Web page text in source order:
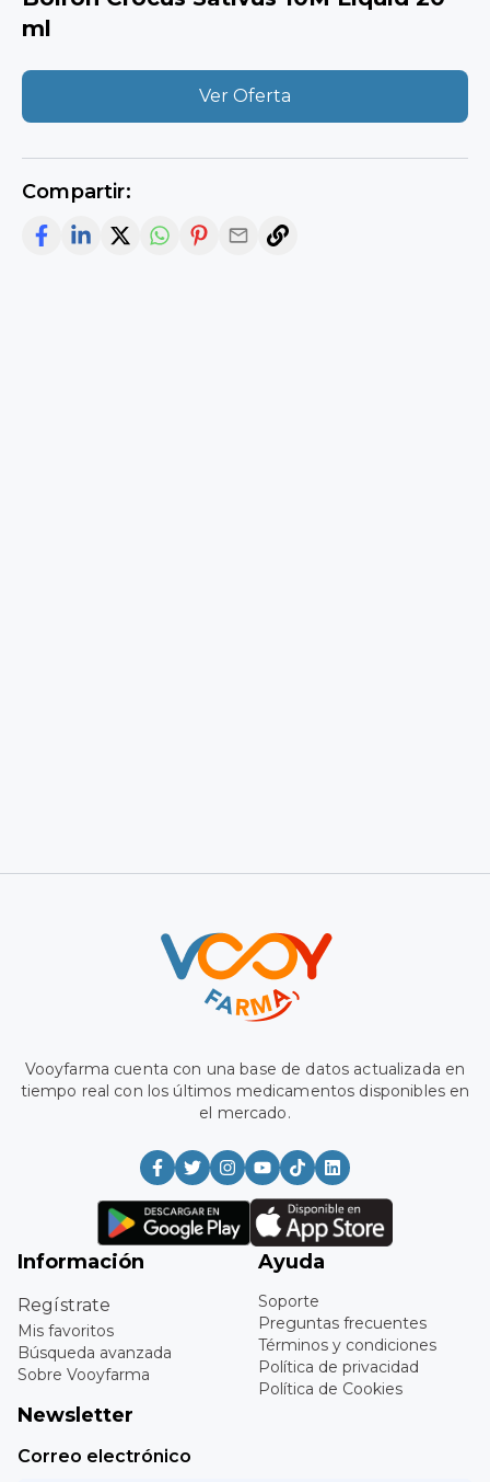
ml
Ver Oferta
Compartir:
Vooyfarma cuenta con una base de datos actualizada en
tiempo real con los últimos medicamentos disponibles en
el mercado.
Información
Regístrate
Mis favoritos
Búsqueda avanzada
Sobre Vooyfarma
Ayuda
Soporte
Preguntas frecuentes
Términos y condiciones
Política de privacidad
Política de Cookies
Newsletter
Correo electrónico